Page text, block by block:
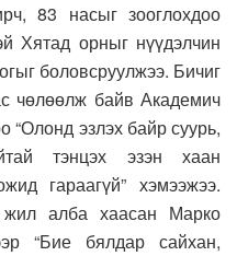
83 насыг зооглохдоо
Хятад орныг нүүдэлчин
боловсруулжээ. Бичиг
чөлөөлж байв Академич
эзлэх байр суурь,
тэнцэх эзэн хаан
гараагүй” хэмээжээ.
алба хаасан Марко
“Бие бялдар сайхан,